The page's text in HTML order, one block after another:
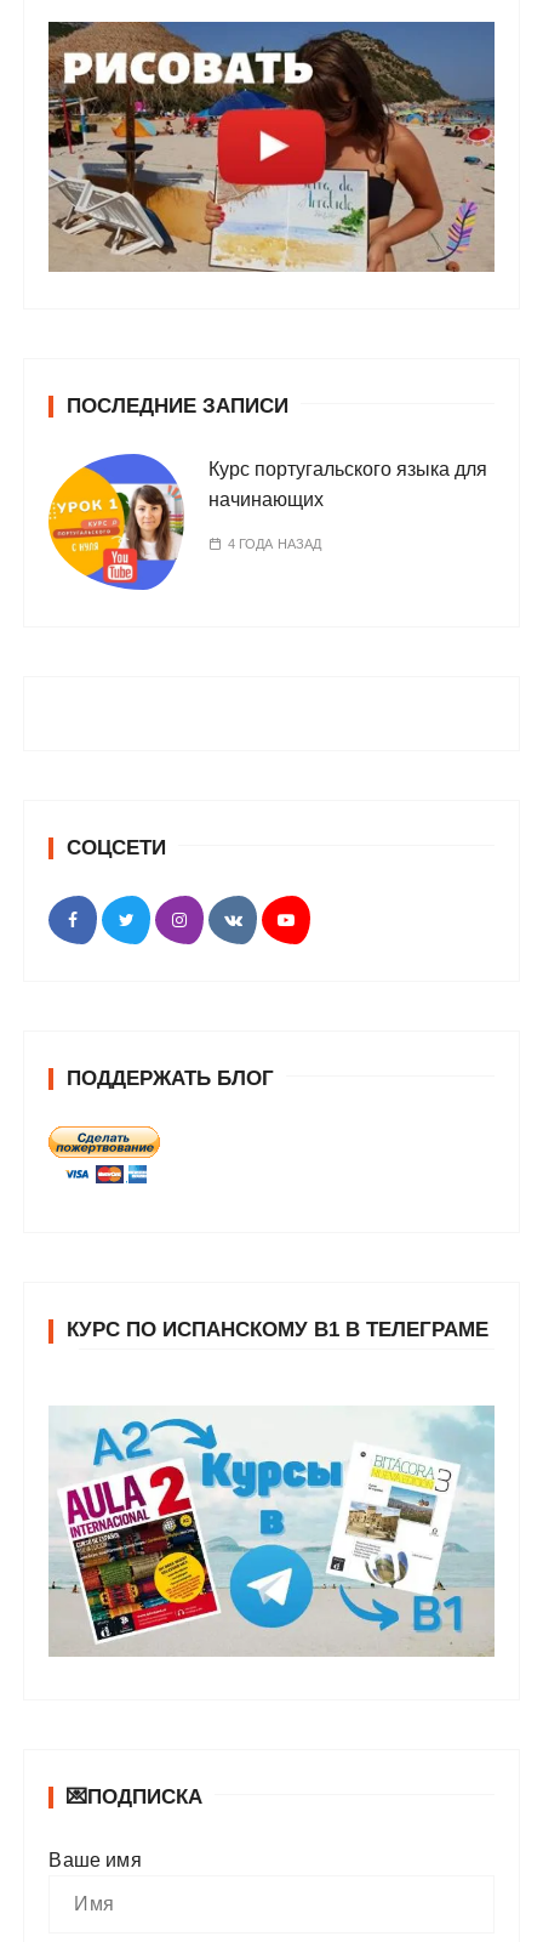
ПОСЛЕДНИЕ ЗАПИСИ
Курс португальского языка для
начинающих
4 ГОДА НАЗАД
СОЦСЕТИ
ПОДДЕРЖАТЬ БЛОГ
КУРС ПО ИСПАНСКОМУ В1 В ТЕЛЕГРАМЕ
💌ПОДПИСКА
Ваше имя